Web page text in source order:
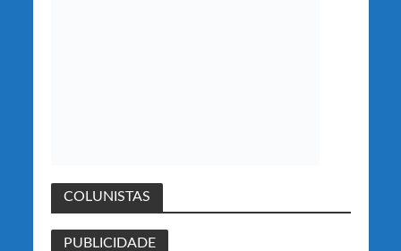
COLUNISTAS
PUBLICIDADE